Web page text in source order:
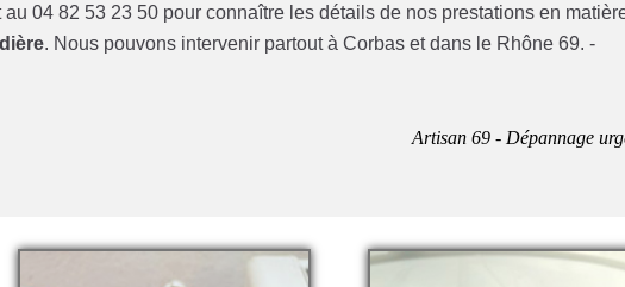
04 82 53 23 50 pour connaître les détails de nos prestations en
. Nous pouvons intervenir partout à Corbas et dans le Rhône 69. -
Artisan 69 - Dépannage